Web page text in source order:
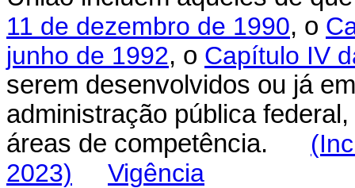
11 de dezembro de 1990, o
junho de 1992, o Capítulo IV
serem desenvolvidos ou já
administração pública
áreas de competência.
2023)
Vigência